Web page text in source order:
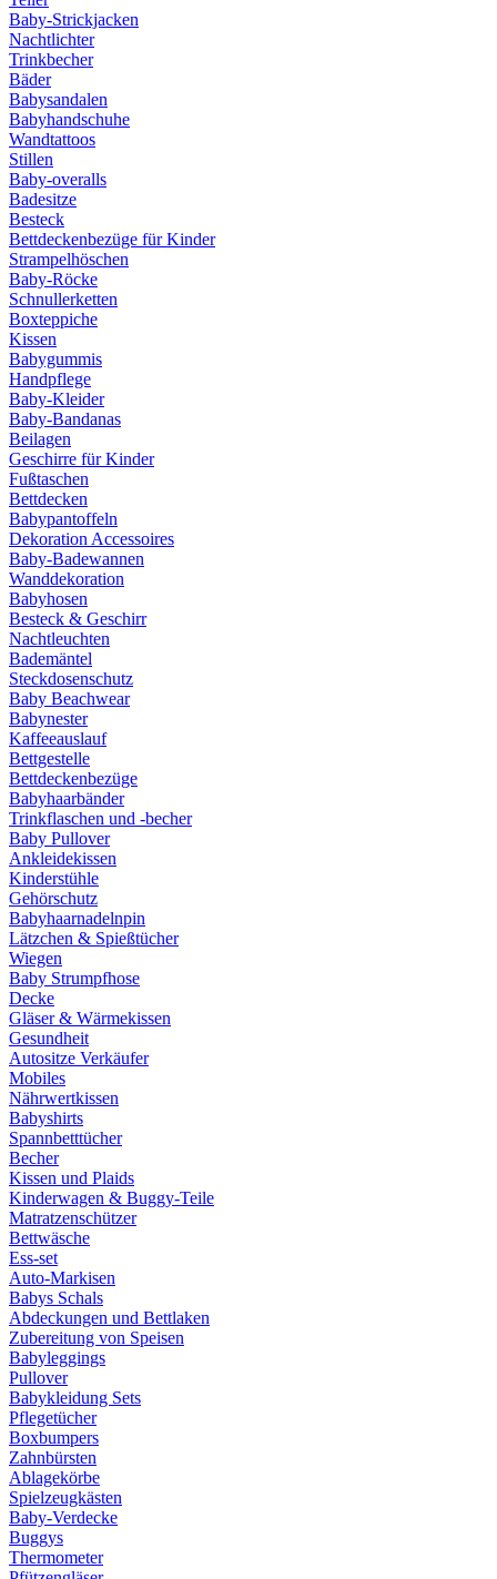
Baby-Strickjacken
Nachtlichter
Trinkbecher
Bäder
Babysandalen
Babyhandschuhe
Wandtattoos
Stillen
Baby-overalls
Badesitze
Besteck
Bettdeckenbezüge für Kinder
Strampelhöschen
Baby-Röcke
Schnullerketten
Boxteppiche
Kissen
Babygummis
Handpflege
Baby-Kleider
Baby-Bandanas
Beilagen
Geschirre für Kinder
Fußtaschen
Bettdecken
Babypantoffeln
Dekoration Accessoires
Baby-Badewannen
Wanddekoration
Babyhosen
Besteck & Geschirr
Nachtleuchten
Bademäntel
Steckdosenschutz
Baby Beachwear
Babynester
Kaffeeauslauf
Bettgestelle
Bettdeckenbezüge
Babyhaarbänder
Trinkflaschen und -becher
Baby Pullover
Ankleidekissen
Kinderstühle
Gehörschutz
Babyhaarnadelnpin
Lätzchen & Spießtücher
Wiegen
Baby Strumpfhose
Decke
Gläser & Wärmekissen
Gesundheit
Autositze Verkäufer
Mobiles
Nährwertkissen
Babyshirts
Spannbetttücher
Becher
Kissen und Plaids
Kinderwagen & Buggy-Teile
Matratzenschützer
Bettwäsche
Ess-set
Auto-Markisen
Babys Schals
Abdeckungen und Bettlaken
Zubereitung von Speisen
Babyleggings
Pullover
Babykleidung Sets
Pflegetücher
Boxbumpers
Zahnbürsten
Ablagekörbe
Spielzeugkästen
Baby-Verdecke
Buggys
Thermometer